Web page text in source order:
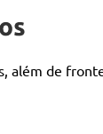
além de